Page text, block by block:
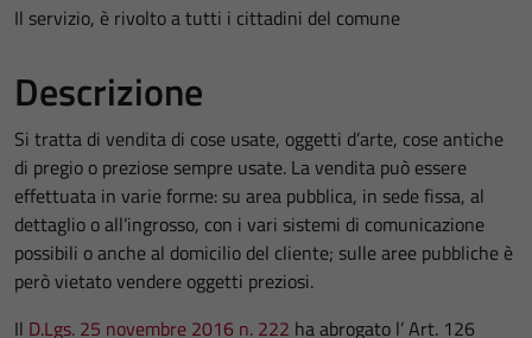
Il servizio, è rivolto a tutti i cittadini del comune
Descrizione
Si tratta di vendita di cose usate, oggetti d’arte, cose antiche
di pregio o preziose sempre usate. La vendita può essere
effettuata in varie forme: su area pubblica, in sede fissa, al
dettaglio o all’ingrosso, con i vari sistemi di comunicazione
possibili o anche al domicilio del cliente; sulle aree pubbliche è
però vietato vendere oggetti preziosi.
Il D.Lgs. 25 novembre 2016 n. 222 ha abrogato l’ Art. 126